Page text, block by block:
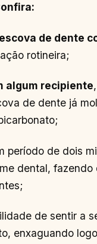
de dente
rotineira;
algum recipiente
de dente já
período de dois
dental, fazendo
de sentir a
enxaguando